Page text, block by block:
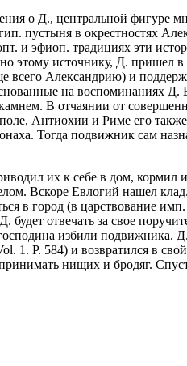
о Д., центральной фигуре
пустыня в окрестностях
и эфиоп. традициях эти
этому источнику, Д. пришел в
всего Александрию) и
на воспоминаниях
В отчаянии от
Антиохии и Риме его также
Тогда подвижник сам
их к себе в дом, кормил и
Вскоре Евлогий нашел
в город (в царствование
отвечать за свое
избили подвижника.
1. P. 584) и возвратился в
нищих и бродяг.